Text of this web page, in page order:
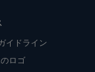
イドライン
ロゴ